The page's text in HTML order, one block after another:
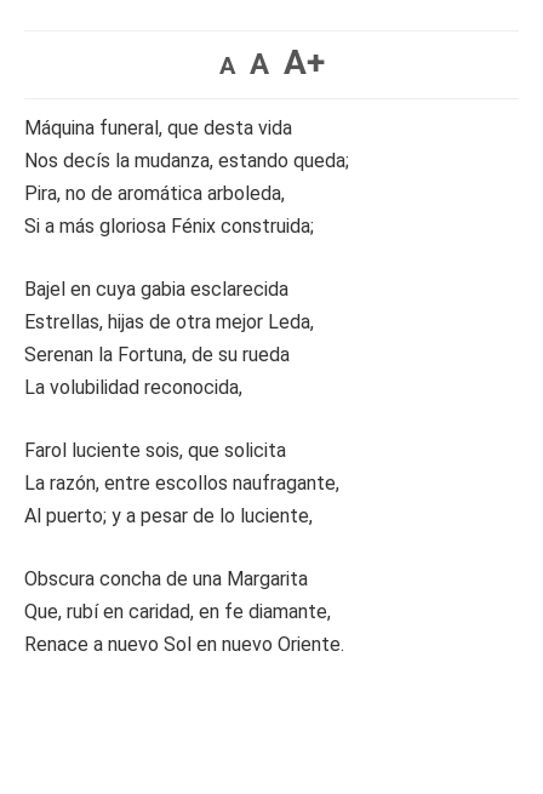
A A A+
Máquina funeral, que desta vida
Nos decís la mudanza, estando queda;
Pira, no de aromática arboleda,
Si a más gloriosa Fénix construida;
Bajel en cuya gabia esclarecida
Estrellas, hijas de otra mejor Leda,
Serenan la Fortuna, de su rueda
La volubilidad reconocida,
Farol luciente sois, que solicita
La razón, entre escollos naufragante,
Al puerto; y a pesar de lo luciente,
Obscura concha de una Margarita
Que, rubí en caridad, en fe diamante,
Renace a nuevo Sol en nuevo Oriente.